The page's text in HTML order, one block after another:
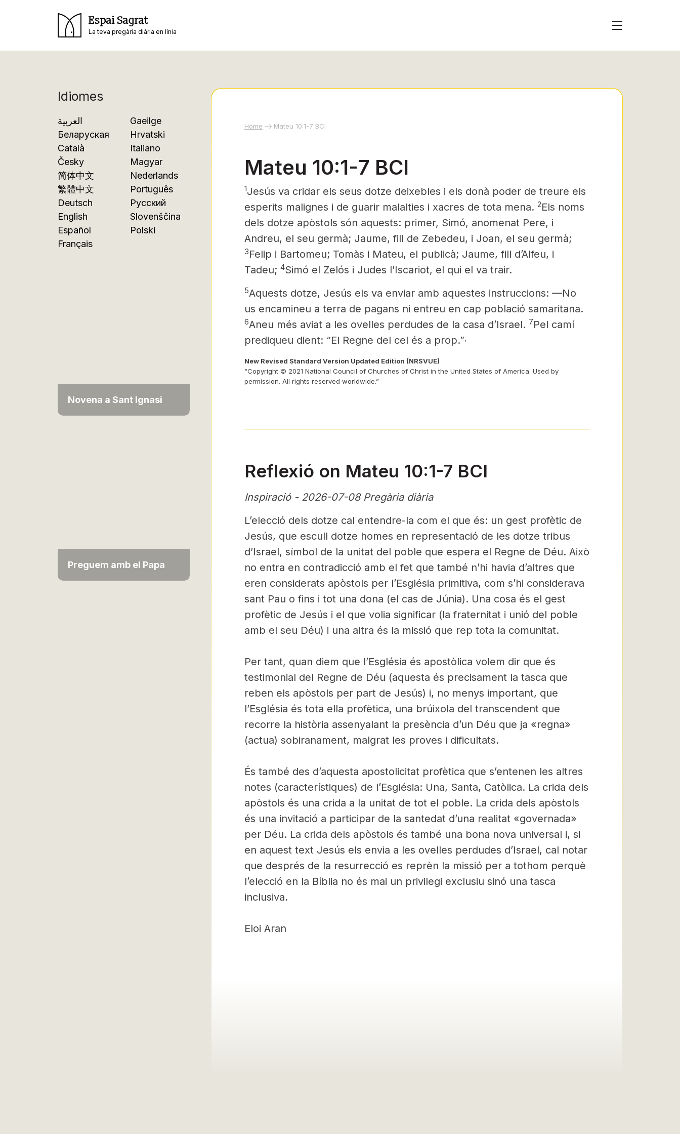
Espai Sagrat
La teva pregària diària en línia
Idiomes
العربية
Беларуская
Català
Česky
简体中文
繁體中文
Deutsch
English
Español
Français
Gaeilge
Hrvatski
Italiano
Magyar
Nederlands
Português
Русский
Slovenščina
Polski
Novena a Sant Ignasi
Preguem amb el Papa
Home Mateu 10:1-7 BCI
Mateu 10:1-7 BCI
1Jesús va cridar els seus dotze deixebles i els donà poder de treure els
esperits malignes i de guarir malalties i xacres de tota mena. 2Els noms
dels dotze apòstols són aquests: primer, Simó, anomenat Pere, i
Andreu, el seu germà; Jaume, fill de Zebedeu, i Joan, el seu germà;
3Felip i Bartomeu; Tomàs i Mateu, el publicà; Jaume, fill d’Alfeu, i
Tadeu; 4Simó el Zelós i Judes l’Iscariot, el qui el va trair.
5Aquests dotze, Jesús els va enviar amb aquestes instruccions: —No
us encamineu a terra de pagans ni entreu en cap població samaritana.
6Aneu més aviat a les ovelles perdudes de la casa d’Israel. 7Pel camí
prediqueu dient: “El Regne del cel és a prop.”
New Revised Standard Version Updated Edition (NRSVUE)
“Copyright © 2021 National Council of Churches of Christ in the United States of America. Used by
permission. All rights reserved worldwide.”
Reflexió on Mateu 10:1-7 BCI
Inspiració - 2026-07-08 Pregària diària
L’elecció dels dotze cal entendre-la com el que és: un gest profètic de
Jesús, que escull dotze homes en representació de les dotze tribus
d’Israel, símbol de la unitat del poble que espera el Regne de Déu. Això
no entra en contradicció amb el fet que també n’hi havia d’altres que
eren considerats apòstols per l’Església primitiva, com s’hi considerava
sant Pau o fins i tot una dona (el cas de Júnia). Una cosa és el gest
profètic de Jesús i el que volia significar (la fraternitat i unió del poble
amb el seu Déu) i una altra és la missió que rep tota la comunitat.
Per tant, quan diem que l’Església és apostòlica volem dir que és
testimonial del Regne de Déu (aquesta és precisament la tasca que
reben els apòstols per part de Jesús) i, no menys important, que
l’Església és tota ella profètica, una brúixola del transcendent que
recorre la història assenyalant la presència d’un Déu que ja «regna»
(actua) sobiranament, malgrat les proves i dificultats.
És també des d’aquesta apostolicitat profètica que s’entenen les altres
notes (característiques) de l’Església: Una, Santa, Catòlica. La crida dels
apòstols és una crida a la unitat de tot el poble. La crida dels apòstols
és una invitació a participar de la santedat d’una realitat «governada»
per Déu. La crida dels apòstols és també una bona nova universal i, si
en aquest text Jesús els envia a les ovelles perdudes d’Israel, cal notar
que després de la resurrecció es reprèn la missió per a tothom perquè
l’elecció en la Bíblia no és mai un privilegi exclusiu sinó una tasca
inclusiva.
Eloi Aran